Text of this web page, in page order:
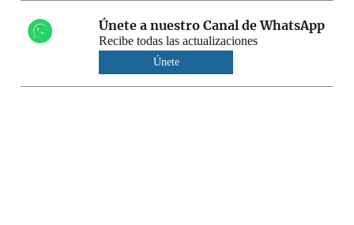
Únete a nuestro Canal de WhatsApp
Recibe todas las actualizaciones
Únete